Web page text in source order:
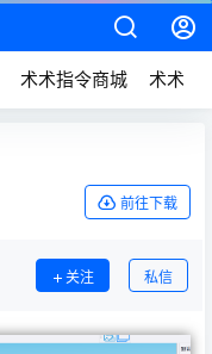
术术指令商城 术术动
前往下载
关注 私信